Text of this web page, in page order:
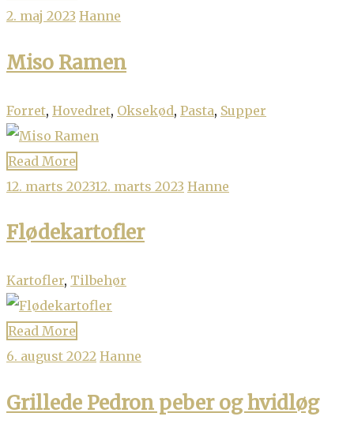
2. maj 2023 Hanne
Miso Ramen
Forret, Hovedret, Oksekød, Pasta, Supper
Read More
12. marts 202312. marts 2023 Hanne
Flødekartofler
Kartofler, Tilbehør
Read More
6. august 2022 Hanne
Grillede Pedron peber og hvidløg